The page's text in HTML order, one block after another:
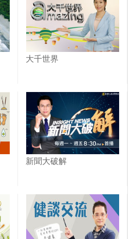
大千世界
新聞大破解